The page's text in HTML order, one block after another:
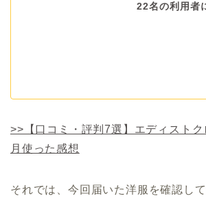
22名の利用者
>>【口コミ・評判7選】エディスト
月使った感想
それでは、今回届いた洋服を確認し